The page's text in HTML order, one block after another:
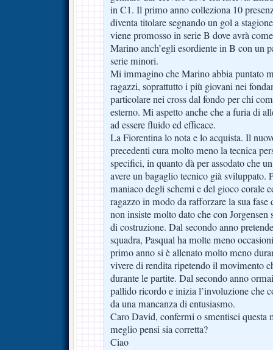
in C1. Il primo anno colleziona 10
diventa titolare segnando un gol a
viene promosso in serie B dove avrà
Marino anch’egli esordiente in B con un
serie minori.
Mi immagino che Marino abbia puntato
ragazzi, soprattutto i più giovani nei
particolare nei cross dal fondo per chi
esterno. Mi aspetto anche che a furia di
ad essere fluido ed efficace.
La Fiorentina lo nota e lo acquista. Il
precedenti cura molto meno la tecnica
specifici, in quanto dà per assodato che
avere un bagaglio tecnico già sviluppato.
maniaco degli schemi e del gioco corale
ragazzo in modo da rafforzare la sua
non insiste molto dato che con
di costruzione. Dal secondo anno
squadra, Pasqual ha molte meno
primo anno si è allenato molto meno
vivere di rendita ripetendo il movimento
durante le partite. Dal secondo anno
pallido ricordo e inizia l’involuzione che
da una mancanza di entusiasmo.
Caro David, confermi o smentisci questa
meglio pensi sia corretta?
Ciao